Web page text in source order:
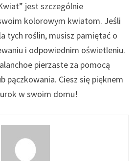
jest szczególnie
kolorowym kwiatom. Jeśli
tych roślin, musisz pamiętać o
i odpowiednim oświetleniu.
pierzaste za pomocą
pączkowania. Ciesz się pięknem
w swoim domu!